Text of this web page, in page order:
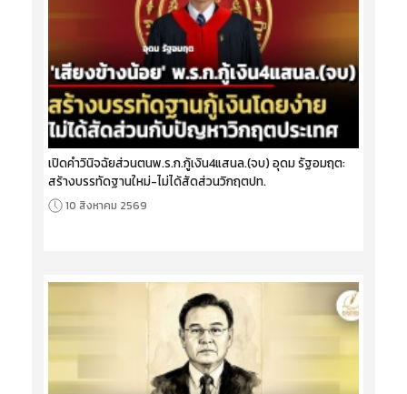
เปิดคำวินิจฉัยส่วนตนพ.ร.ก.กู้เงิน4แสนล.(จบ) อุดม รัฐอมฤต:
สร้างบรรทัดฐานใหม่-ไม่ได้สัดส่วนวิกฤตปท.
10 สิงหาคม 2569